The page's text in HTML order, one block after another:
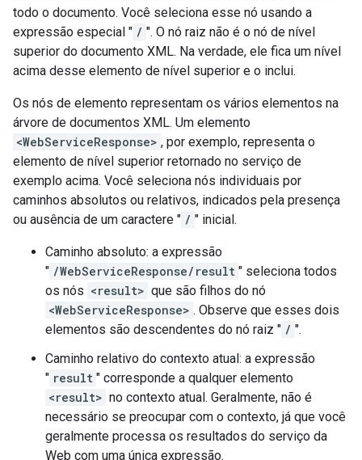
todo o documento. Você seleciona esse nó usando a
expressão especial " / ". O nó raiz não é o nó de nível
superior do documento XML. Na verdade, ele fica um nível
acima desse elemento de nível superior e o inclui.
Os nós de elemento representam os vários elementos na
árvore de documentos XML. Um elemento
<WebServiceResponse> , por exemplo, representa o
elemento de nível superior retornado no serviço de
exemplo acima. Você seleciona nós individuais por
caminhos absolutos ou relativos, indicados pela presença
ou ausência de um caractere " / " inicial.
Caminho absoluto: a expressão
" /WebServiceResponse/result " seleciona todos
os nós <result> que são filhos do nó
<WebServiceResponse> . Observe que esses dois
elementos são descendentes do nó raiz " / ".
Caminho relativo do contexto atual: a expressão
" result " corresponde a qualquer elemento
<result> no contexto atual. Geralmente, não é
necessário se preocupar com o contexto, já que você
geralmente processa os resultados do serviço da
Web com uma única expressão.